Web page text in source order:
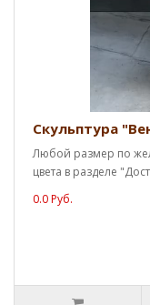
Скульптура
Любой размер по
цвета в разделе
0.0 Руб.